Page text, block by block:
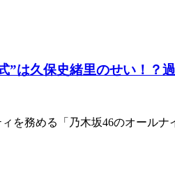
”は久保史緒里のせい！？
を務める「乃木坂46のオール